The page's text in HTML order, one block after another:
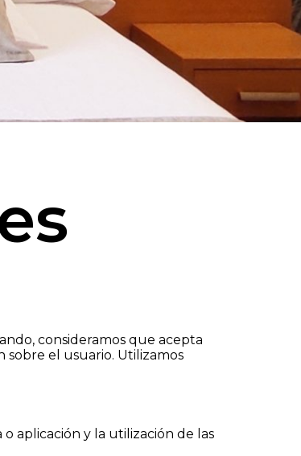
consideramos que acepta
sobre el usuario. Utilizamos
aplicación y la utilización de las